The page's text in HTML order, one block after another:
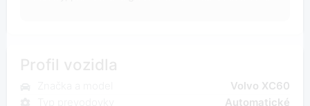
Volvo XC60
Automatické